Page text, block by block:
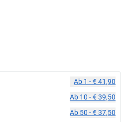
Ab 1 -€ 41,90
Ab 10 -€ 39,50
Ab 50 -€ 37,50